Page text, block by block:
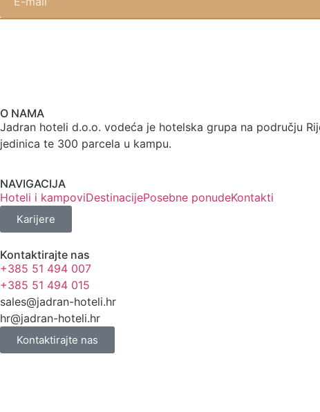
O NAMA
Jadran hoteli d.o.o. vodeća je hotelska grupa na području
jedinica te 300 parcela u kampu.
NAVIGACIJA
Hoteli i kampoviDestinacijePosebne ponudeKontakti
Karijere
Kontaktirajte nas
+385 51 494 007
+385 51 494 015
sales@jadran-hoteli.hr
hr@jadran-hoteli.hr
Kontaktirajte nas